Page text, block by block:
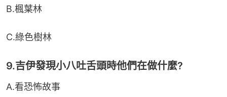
B.楓葉林
C.綠色樹林
9.吉伊發現小八吐舌頭時他們在做什麼?
A.看恐怖故事